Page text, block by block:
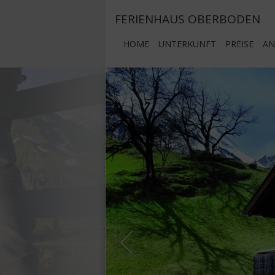
FERIENHAUS OBERBODEN
HOME UNTERKUNFT PREISE